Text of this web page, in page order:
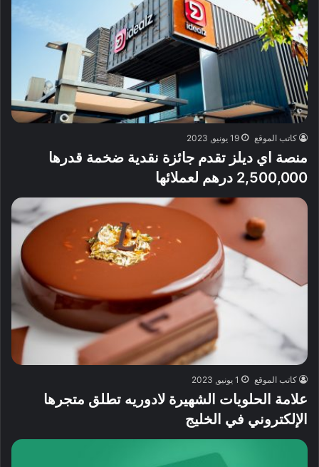
كاتب الموقع 19 يونيو, 2023
منصة اي ديلز تقدم جائزة نقدية ضخمة قدرها
2,500,000 درهم لعملائها
كاتب الموقع 1 يونيو, 2023
علامة الحلويات الشهيرة لادوريه تطلق متجرها
الإلكتروني في الخليج